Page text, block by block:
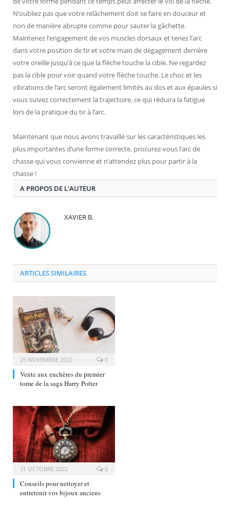
N’oubliez pas que votre relâchement doit se faire en douceur et
non de manière abrupte comme pour sauter la gâchette.
Maintenez l’engagement de vos muscles dorsaux et tenez l’arc
dans votre position de tir et votre main de dégagement derrière
votre oreille jusqu’à ce que la flèche touche la cible. Ne regardez
pas la cible pour voir quand votre flèche touche. Le choc et les
vibrations de l’arc seront également limités au dos et aux épaules si
vous suivez correctement la trajectoire, ce qui réduira la fatigue
lors de la pratique du tir à l’arc.
Maintenant que nous avons travaillé sur les caractéristiques les
plus importantes d’une forme correcte, procurez-vous l’arc de
chasse qui vous convienne et n’attendez plus pour partir à la
chasse !
A PROPOS DE L'AUTEUR
XAVIER B.
ARTICLES SIMILAIRES
25 NOVEMBRE 2022 0
Vente aux enchères du premier
tome de la saga Harry Potter
31 OCTOBRE 2022 0
Conseils pour nettoyer et
entretenir vos bijoux anciens